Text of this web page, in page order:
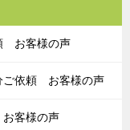
お客様の声
ご依頼 お客様の声
客様の声